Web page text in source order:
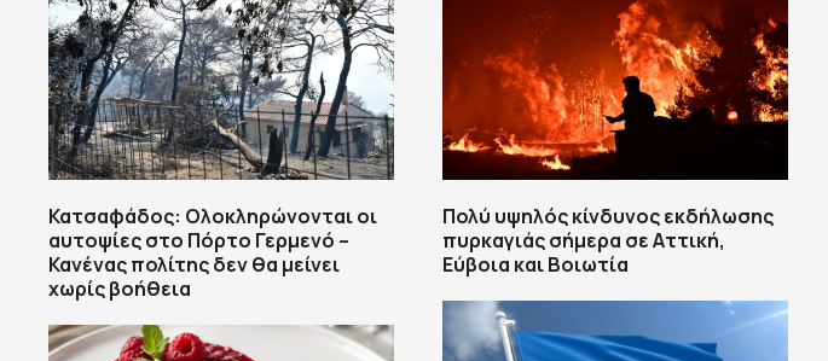
Κατσαφάδος: Ολοκληρώνονται οι
αυτοψίες στο Πόρτο Γερμενό –
Κανένας πολίτης δεν θα μείνει
χωρίς βοήθεια
Πολύ υψηλός κίνδυνος εκδήλωσης
πυρκαγιάς σήμερα σε Αττική,
Εύβοια και Βοιωτία